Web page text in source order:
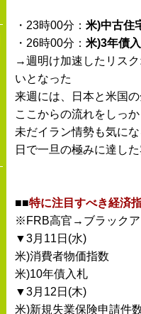
・23時00分： 米)中古住
・26時00分： 米)3年債
→週明け加速したリス
いとなった
来週には、日本と米国
ここからの流れをしっ
未だイラン情勢も気に
日で一旦の極みに達し
■■特に注目すべき経済
※FRB高官→ブラックア
▼3月11日(水)
米)消費者物価指数
米)10年債入札
▼3月12日(木)
米)新規失業保険申請件